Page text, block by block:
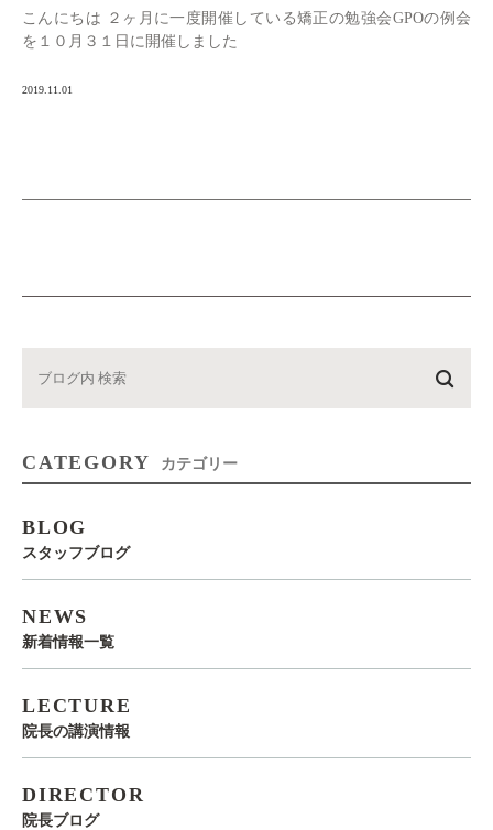
こんにちは ２ヶ月に一度開催している矯正の勉強会GPOの例会
を１０月３１日に開催しました
2019.11.01
CATEGORY カテゴリー
BLOG
スタッフブログ
NEWS
新着情報一覧
LECTURE
院長の講演情報
DIRECTOR
院長ブログ